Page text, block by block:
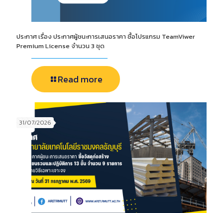
ประกาศ เรื่อง ประกาศผู้ชนะการเสนอราคา ซื้อโปรแกรม TeamViwer
Premium License จำนวน 3 ชุด
Read more
31/07/2026